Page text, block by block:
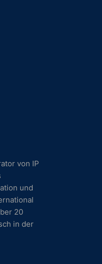
von IP
und
20
in der